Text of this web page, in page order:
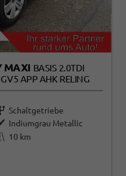
MAXI BASIS 2.0TDI
APP AHK RELING
Schaltgetriebe
Indiumgrau Metallic
10 km